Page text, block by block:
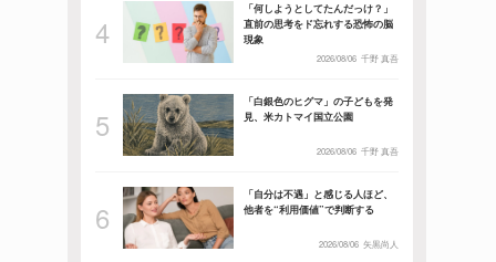
「何しようとしてたんだっけ？」
直前の思考をド忘れする恐怖の脳
現象
2026/08/06 千野 真吾
「白銀色のヒグマ」の子どもを発
見、米カトマイ国立公園
2026/08/06 千野 真吾
「自分は不遇」と感じる人ほど、
他者を“利用価値”で判断する
2026/08/06 矢黒尚人